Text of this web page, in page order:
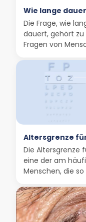
Wie lange
Die Frage, wie
dauert, gehört
Fragen von
Altersgrenze
Die Altersgrenze
eine der am
Menschen, die